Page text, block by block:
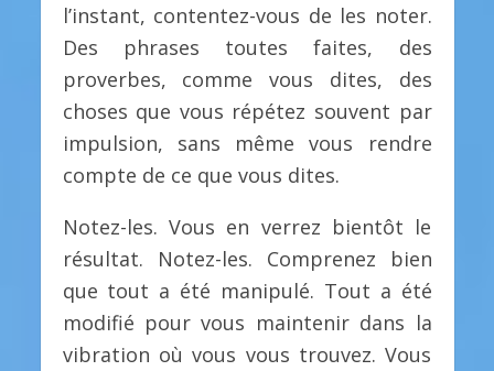
l’instant, contentez-vous de les noter.
Des phrases toutes faites, des
proverbes, comme vous dites, des
choses que vous répétez souvent par
impulsion, sans même vous rendre
compte de ce que vous dites.
Notez-les. Vous en verrez bientôt le
résultat. Notez-les. Comprenez bien
que tout a été manipulé. Tout a été
modifié pour vous maintenir dans la
vibration où vous vous trouvez. Vous